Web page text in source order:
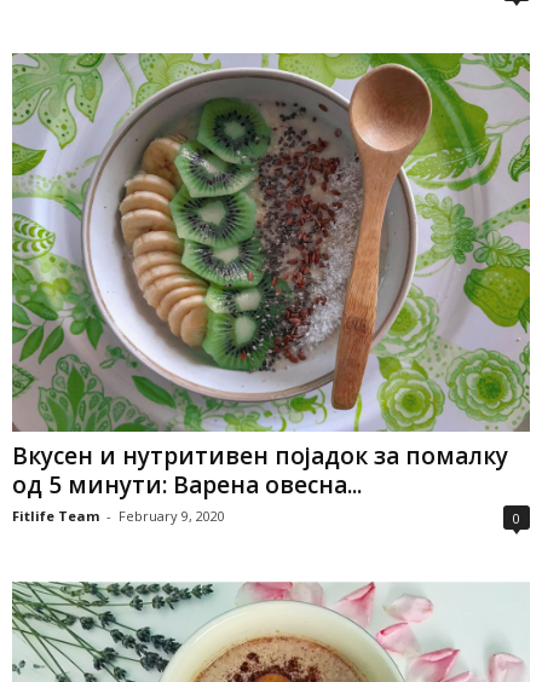
Вкусен и нутритивен појадок за помалку
од 5 минути: Варена овесна...
Fitlife Team - February 9, 2020 0